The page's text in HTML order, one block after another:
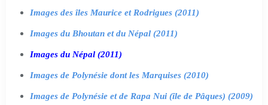
Images des îles Maurice et Rodrigues (2011)
Images du Bhoutan et du Népal (2011)
Images du Népal (2011)
Images de Polynésie dont les Marquises (2010)
Images de Polynésie et de Rapa Nui (île de Pâques) (2009)